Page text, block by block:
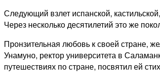
Следующий взлет испанской,
Через несколько десятилетий это же
Пронзительная любовь к своей стране,
Унамуно, ректор университета в
путешествиях по стране, посвятил ей